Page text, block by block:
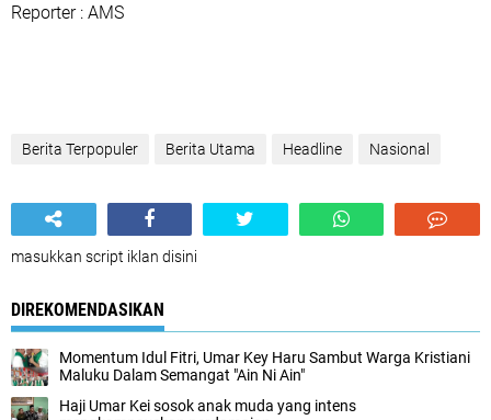
Reporter : AMS
Berita Terpopuler Berita Utama Headline Nasional
masukkan script iklan disini
DIREKOMENDASIKAN
Momentum Idul Fitri, Umar Key Haru Sambut Warga Kristiani
Maluku Dalam Semangat "Ain Ni Ain"
Haji Umar Kei sosok anak muda yang intens